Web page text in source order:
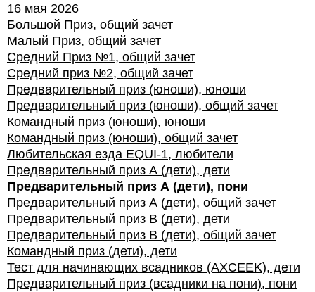
16 мая 2026
Большой Приз, общий зачет
Малый Приз, общий зачет
Средний Приз №1, общий зачет
Средний приз №2, общий зачет
Предварительный приз (юноши), юноши
Предварительный приз (юноши), общий зачет
Командный приз (юноши), юноши
Командный приз (юноши), общий зачет
Любительская езда EQUI-1, любители
Предварительный приз А (дети), дети
Предварительный приз А (дети), пони
Предварительный приз А (дети), общий зачет
Предварительный приз В (дети), дети
Предварительный приз В (дети), общий зачет
Командный приз (дети), дети
Тест для начинающих всадников (AXCEEK), дети
Предварительный приз (всадники на пони), пони